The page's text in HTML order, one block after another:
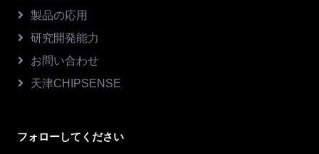
製品の応用
研究開発能力
お問い合わせ
天津CHIPSENSE
フォローしてください